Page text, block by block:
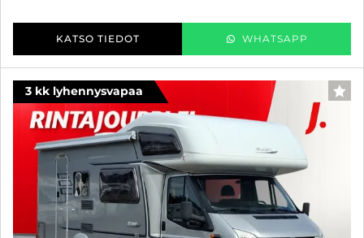
KATSO TIEDOT WHATSAPP
3 kk lyhennysvapaa